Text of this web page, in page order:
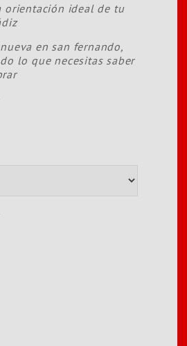
orientación ideal de tu
en san fernando,
lo que necesitas saber